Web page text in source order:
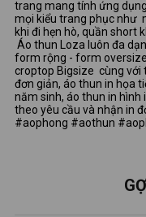
trang mang tính ứng
mọi kiểu trang phục như
khi đi hẹn hò, quần short
Áo thun Loza luôn đa
form rộng - form
croptop Bigsize cùng với
đơn giản, áo thun in họa
năm sinh, áo thun in hình
theo yêu cầu và nhận in
#aophong #aothun